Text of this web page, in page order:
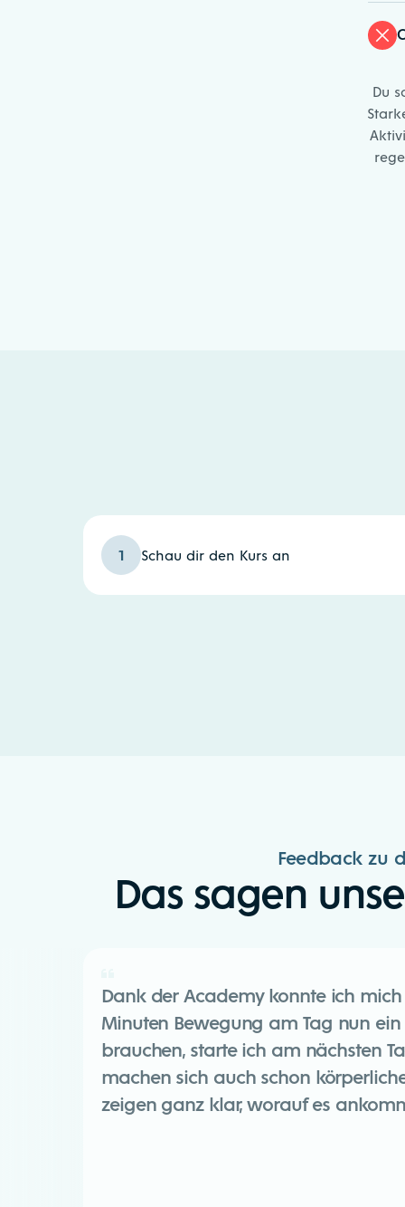
Du
1 Schau dir den Kurs an
Feedback zu
Das sagen
Dank der Academy konnte ich
Minuten Bewegung am Tag nun
brauchen, starte ich am nächsten
machen sich auch schon
zeigen ganz klar, worauf es